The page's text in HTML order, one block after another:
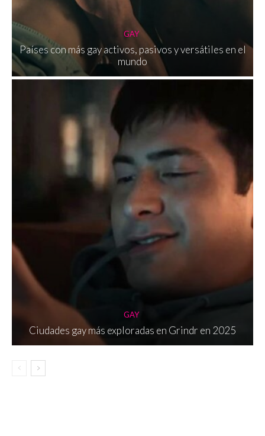
GAY
Países con más gay activos, pasivos y versátiles en el
mundo
GAY
Ciudades gay más exploradas en Grindr en 2025